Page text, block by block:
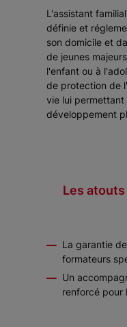
L'assistant
définie et
son domicile et
de jeunes
l'enfant ou à
de protection de
vie lui permettant
développement
Les
La garantie
formateurs
Un
renforcé pour